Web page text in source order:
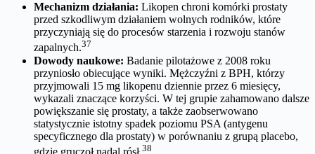
Mechanizm działania: Likopen chroni komórki prostaty
przed szkodliwym działaniem wolnych rodników, które
przyczyniają się do procesów starzenia i rozwoju stanów
zapalnych.37
Dowody naukowe: Badanie pilotażowe z 2008 roku
przyniosło obiecujące wyniki. Mężczyźni z BPH, którzy
przyjmowali 15 mg likopenu dziennie przez 6 miesięcy,
wykazali znaczące korzyści. W tej grupie zahamowano dalsze
powiększanie się prostaty, a także zaobserwowano
statystycznie istotny spadek poziomu PSA (antygenu
specyficznego dla prostaty) w porównaniu z grupą placebo,
gdzie gruczoł nadal rósł.38